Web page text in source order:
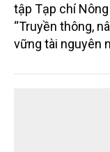
tập Tạp chí
“Truyền thông,
vững tài nguyên
trường phối hợp